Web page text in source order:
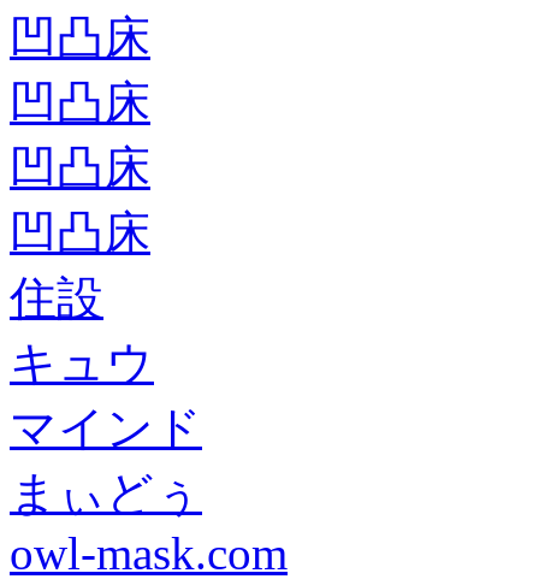
凹凸床
凹凸床
凹凸床
凹凸床
住設
キュウ
マインド
まぃどぅ
owl-mask.com